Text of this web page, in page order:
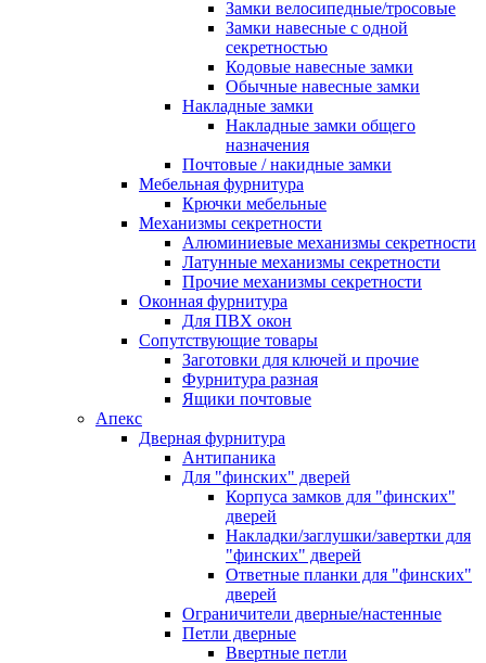
Замки велосипедные/тросовые
Замки навесные с одной
секретностью
Кодовые навесные замки
Обычные навесные замки
Накладные замки
Накладные замки общего
назначения
Почтовые / накидные замки
Мебельная фурнитура
Крючки мебельные
Механизмы секретности
Алюминиевые механизмы секретности
Латунные механизмы секретности
Прочие механизмы секретности
Оконная фурнитура
Для ПВХ окон
Сопутствующие товары
Заготовки для ключей и прочие
Фурнитура разная
Ящики почтовые
Апекс
Дверная фурнитура
Антипаника
Для "финских" дверей
Корпуса замков для "финских"
дверей
Накладки/заглушки/завертки для
"финских" дверей
Ответные планки для "финских"
дверей
Ограничители дверные/настенные
Петли дверные
Ввертные петли